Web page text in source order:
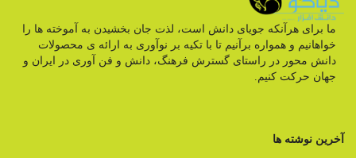
ما برای هرآنکه جویای دانش است، لذت جان بخشیدن به آموخته ها را
خواهانیم و همواره برآنیم تا با تکیه بر نوآوری به ارائه ی محصولات
دانش محور در راستای گسترش فرهنگ، دانش و فن آوری در ایران و
جهان حرکت کنیم.
آخرین نوشته ها